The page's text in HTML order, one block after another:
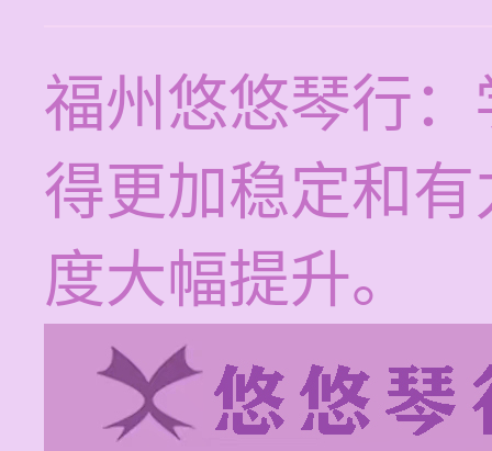
福州悠悠琴行
得更加稳定和
度大幅提升。